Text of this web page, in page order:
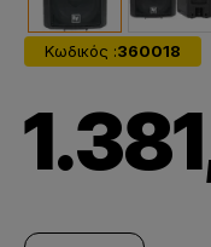
Κωδικός :360018